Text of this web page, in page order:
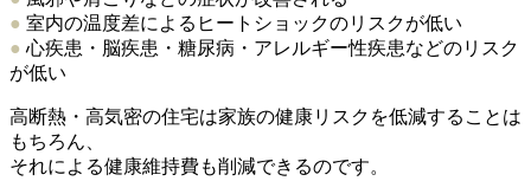
● 室内の温度差によるヒートショックのリスクが低い
● 心疾患・脳疾患・糖尿病・アレルギー性疾患などのリスク
が低い
高断熱・高気密の住宅は家族の健康リスクを低減することは
もちろん、
それによる健康維持費も削減できるのです。